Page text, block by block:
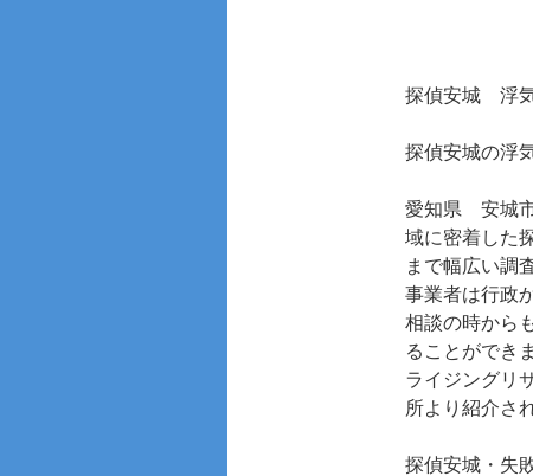
探偵安城 浮
探偵安城の浮
愛知県 安城市
域に密着した
まで幅広い調
事業者は行政
相談の時から
ることができ
ライジングリ
所より紹介さ
探偵安城・失